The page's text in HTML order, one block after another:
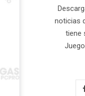
noticias
tiene